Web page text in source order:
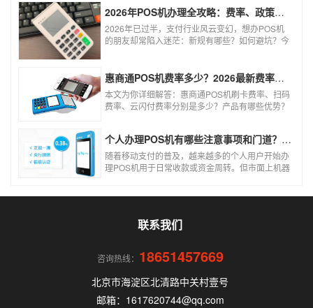
风险。以下结合权威信息分析原因及应对建议：2026年POS机办理全攻略：费率、政策、避坑一篇讲清
2026年已过半，支付行业风云变幻，想办POS机
的朋友却常陷入迷茫：新规有哪些？如何避坑？今
使用！
惠商通POS机费率多少？2026最新费率标准及办理全攻略
本文为你详细解答：惠商通POS机刷卡费率、扫码
费率、云闪付费率分别是多少？产品有哪些优势？
个人办理POS机有哪些注意事项和门道？（2026最新避坑指南）
随着移动支付的普及，越来越多的个人用户开始办
理POS机用于日常收款或资金周转。但市面上机器
联系我们
咨询热线： 18651457669
北京市海淀区北清路中关村壹号
邮箱：1617620744@qq.com